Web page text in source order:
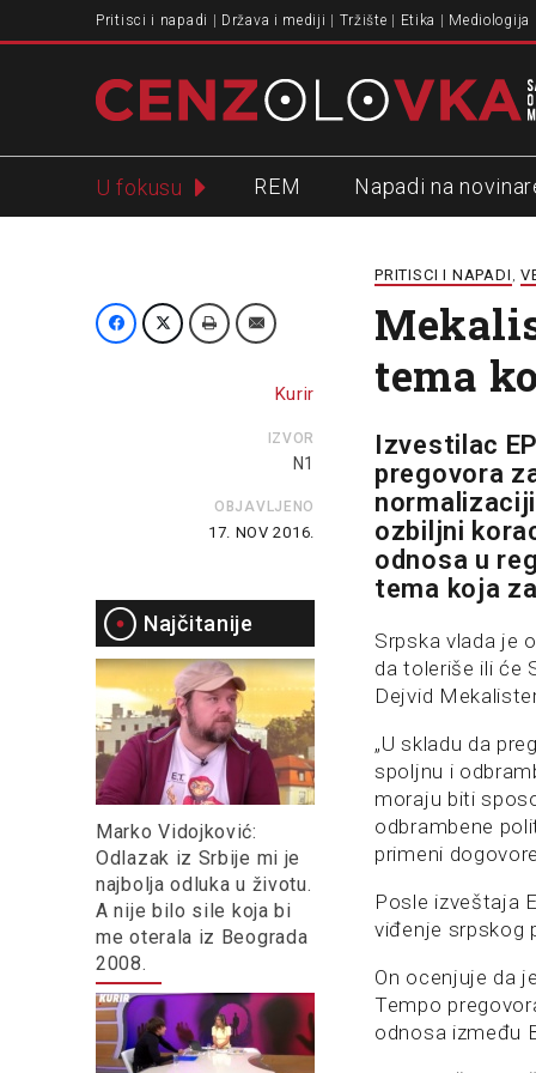
Pritisci i napadi Država i mediji Tržište Etika Mediologija
U fokusu REM Napadi na
Kurir
IZVOR
N1
OBJAVLJENO
17. NOV 2016.
Najčitanije
Marko Vidojković:
Odlazak iz Srbije mi je
najbolja odluka u životu.
A nije bilo sile koja bi
me oterala iz Beograda
2008.
PRITISCI I NAPADI ,
tema
Izvestilac
pregovora
ozbiljni
odnosa u
tema koja
Srpska vlada je
da toleriše ili će
Dejvid
„U skladu da
spoljnu i
moraju biti
odbrambene
primeni
Posle izveštaja
viđenje srpskog
On ocenjuje da
Tempo
odnosa između